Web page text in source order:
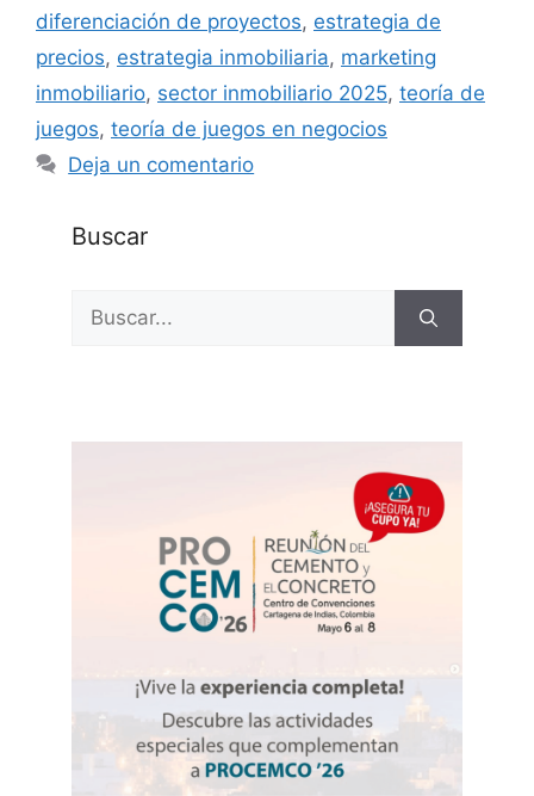
diferenciación de proyectos, estrategia de
precios, estrategia inmobiliaria, marketing
inmobiliario, sector inmobiliario 2025, teoría de
juegos, teoría de juegos en negocios
Deja un comentario
Buscar
Buscar: